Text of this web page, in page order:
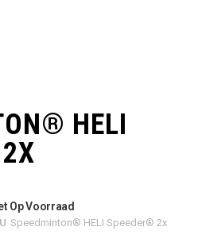
HELI
Op Voorraad
Speedminton® HELI Speeder® 2x